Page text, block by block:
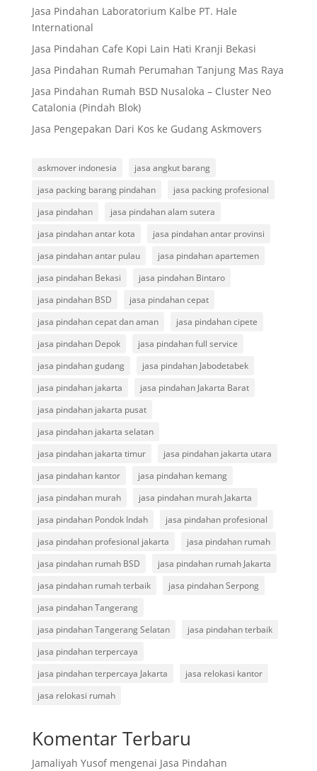
Jasa Pindahan Laboratorium Kalbe PT. Hale
International
Jasa Pindahan Cafe Kopi Lain Hati Kranji Bekasi
Jasa Pindahan Rumah Perumahan Tanjung Mas Raya
Jasa Pindahan Rumah BSD Nusaloka – Cluster Neo
Catalonia (Pindah Blok)
Jasa Pengepakan Dari Kos ke Gudang Askmovers
askmover indonesia
jasa angkut barang
jasa packing barang pindahan
jasa packing profesional
jasa pindahan
jasa pindahan alam sutera
jasa pindahan antar kota
jasa pindahan antar provinsi
jasa pindahan antar pulau
jasa pindahan apartemen
jasa pindahan Bekasi
jasa pindahan Bintaro
jasa pindahan BSD
jasa pindahan cepat
jasa pindahan cepat dan aman
jasa pindahan cipete
jasa pindahan Depok
jasa pindahan full service
jasa pindahan gudang
jasa pindahan Jabodetabek
jasa pindahan jakarta
jasa pindahan Jakarta Barat
jasa pindahan jakarta pusat
jasa pindahan jakarta selatan
jasa pindahan jakarta timur
jasa pindahan jakarta utara
jasa pindahan kantor
jasa pindahan kemang
jasa pindahan murah
jasa pindahan murah Jakarta
jasa pindahan Pondok Indah
jasa pindahan profesional
jasa pindahan profesional jakarta
jasa pindahan rumah
jasa pindahan rumah BSD
jasa pindahan rumah Jakarta
jasa pindahan rumah terbaik
jasa pindahan Serpong
jasa pindahan Tangerang
jasa pindahan Tangerang Selatan
jasa pindahan terbaik
jasa pindahan terpercaya
jasa pindahan terpercaya Jakarta
jasa relokasi kantor
jasa relokasi rumah
Komentar Terbaru
Jamaliyah Yusofmengenai Jasa Pindahan